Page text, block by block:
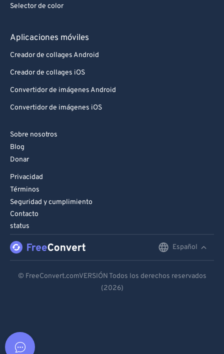
Selector de color
Aplicaciones móviles
Creador de collages Android
Creador de collages iOS
Convertidor de imágenes Android
Convertidor de imágenes iOS
Sobre nosotros
Blog
Donar
Privacidad
Términos
Seguridad y cumplimiento
Contacto
status
Español
Español
© FreeConvert.comVERSIÓN Todos los derechos reservados
(2026)